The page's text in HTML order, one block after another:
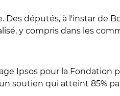
députés, à l'instar de
y compris dans les
Ipsos pour la Fondation
soutien qui atteint 85%